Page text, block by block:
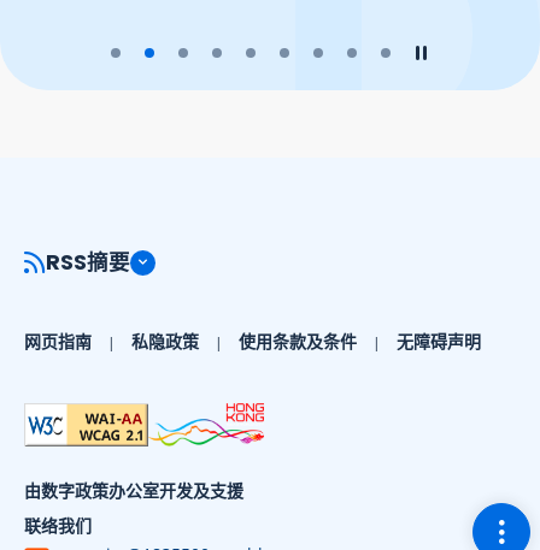
切
RSS摘要
网页指南 私隐政策 使用条款及条件 无障碍声明
由数字政策办公室开发及支援
联络我们